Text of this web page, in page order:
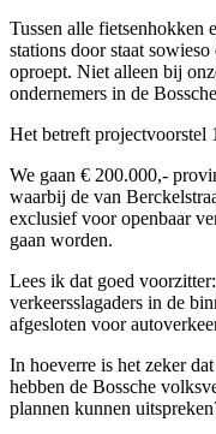
Tussen alle fietsenhokken
stations door staat
oproept. Niet alleen bij
ondernemers in de
Het betreft projectvoorstel
We gaan € 200.000,-
waarbij de van
exclusief voor openbaar
gaan worden.
Lees ik dat goed
verkeersslagaders in de
afgesloten voor
In hoeverre is het zeker
hebben de Bossche
plannen kunnen